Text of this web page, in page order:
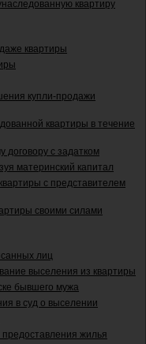
квартиру
квартиры
купли-продажи
квартиры в течение
договору с задатком
материнский капитал
с представителем
своими силами
лиц
выселения из квартиры
бывшего мужа
в суд о выселении
жилья